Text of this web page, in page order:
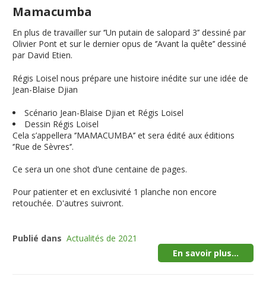
Mamacumba
En plus de travailler sur ‘’Un putain de salopard 3’’ dessiné par
Olivier Pont et sur le dernier opus de ‘’Avant la quête’’ dessiné
par David Etien.
Régis Loisel nous prépare une histoire inédite sur une idée de
Jean-Blaise Djian
Scénario Jean-Blaise Djian et Régis Loisel
Dessin Régis Loisel
Cela s’appellera ‘’MAMACUMBA‘’ et sera édité aux éditions
‘’Rue de Sèvres‘’.
Ce sera un one shot d’une centaine de pages.
Pour patienter et en exclusivité 1 planche non encore
retouchée. D'autres suivront.
Publié dans Actualités de 2021
En savoir plus...